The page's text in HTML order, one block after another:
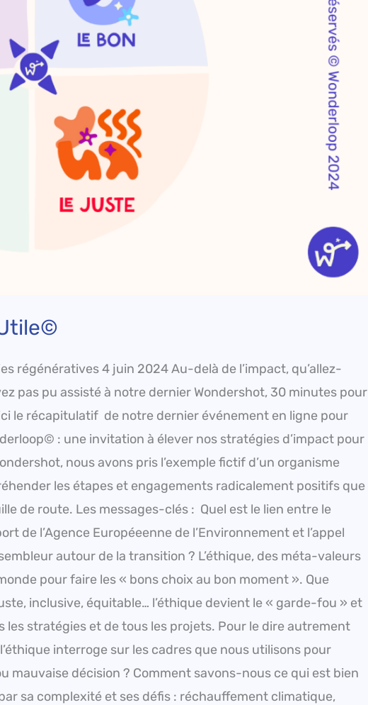
régénératives 4 juin 2024 Au-delà de l’impact, qu’allez-
pas pu assisté à notre dernier Wondershot, 30 minutes pour
le récapitulatif de notre dernier événement en ligne pour
: une invitation à élever nos stratégies d’impact pour
nous avons pris l’exemple fictif d’un organisme
les étapes et engagements radicalement positifs que
de route. Les messages-clés : Quel est le lien entre le
de l’Agence Européeenne de l’Environnement et l’appel
autour de la transition ? L’éthique, des méta-valeurs
pour faire les « bons choix au bon moment ». Que
inclusive, équitable… l’éthique devient le « garde-fou » et
les stratégies et de tous les projets. Pour le dire autrement
interroge sur les cadres que nous utilisons pour
mauvaise décision ? Comment savons-nous ce qui est bien
sa complexité et ses défis : réchauffement climatique,